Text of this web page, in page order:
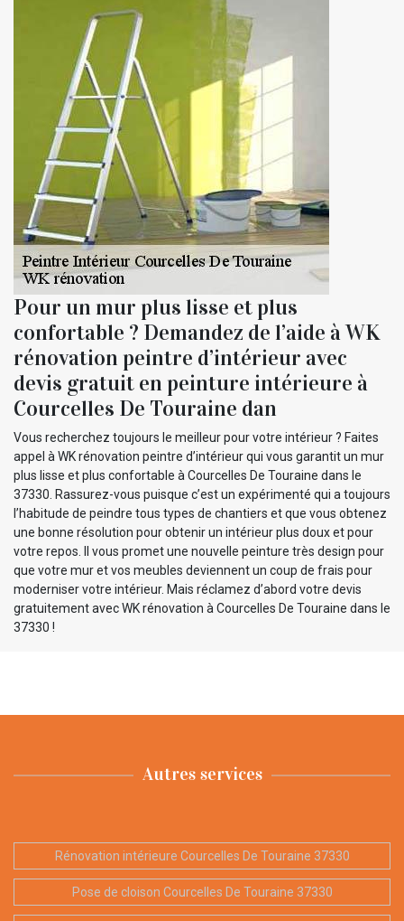
Pour un mur plus lisse et plus
confortable ? Demandez de l’aide à WK
rénovation peintre d’intérieur avec
devis gratuit en peinture intérieure à
Courcelles De Touraine dan
Vous recherchez toujours le meilleur pour votre intérieur ? Faites
appel à WK rénovation peintre d’intérieur qui vous garantit un mur
plus lisse et plus confortable à Courcelles De Touraine dans le
37330. Rassurez-vous puisque c’est un expérimenté qui a toujours
l’habitude de peindre tous types de chantiers et que vous obtenez
une bonne résolution pour obtenir un intérieur plus doux et pour
votre repos. Il vous promet une nouvelle peinture très design pour
que votre mur et vos meubles deviennent un coup de frais pour
moderniser votre intérieur. Mais réclamez d’abord votre devis
gratuitement avec WK rénovation à Courcelles De Touraine dans le
37330 !
Autres services
Rénovation intérieure Courcelles De Touraine 37330
Pose de cloison Courcelles De Touraine 37330